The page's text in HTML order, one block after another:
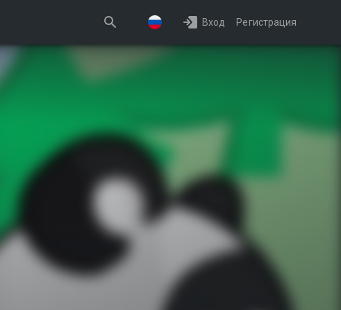
Вход Регистрация